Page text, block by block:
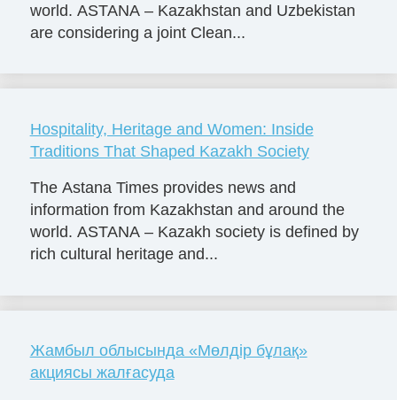
world. ASTANA – Kazakhstan and Uzbekistan
are considering a joint Clean...
Hospitality, Heritage and Women: Inside
Traditions That Shaped Kazakh Society
The Astana Times provides news and
information from Kazakhstan and around the
world. ASTANA – Kazakh society is defined by
rich cultural heritage and...
Жамбыл облысында «Мөлдір бұлақ»
акциясы жалғасуда